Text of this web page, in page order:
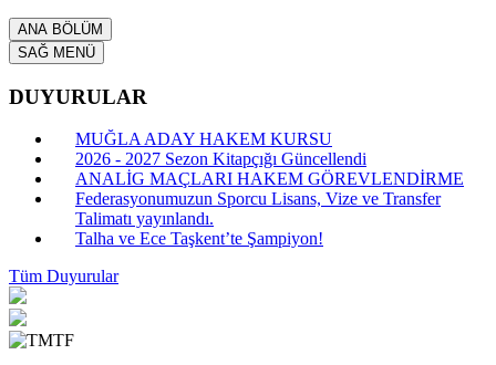
ANA BÖLÜM
SAĞ MENÜ
DUYURULAR
MUĞLA ADAY HAKEM KURSU
2026 - 2027 Sezon Kitapçığı Güncellendi
ANALİG MAÇLARI HAKEM GÖREVLENDİRME
Federasyonumuzun Sporcu Lisans, Vize ve Transfer
Talimatı yayınlandı.
Talha ve Ece Taşkent’te Şampiyon!
Tüm Duyurular